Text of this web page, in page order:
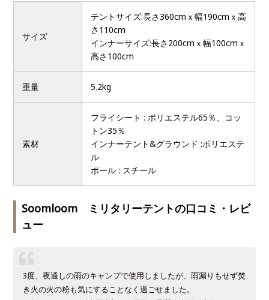
サイズ
テントサイズ:長さ360cmｘ幅190cmｘ高
さ110cm
インナーサイズ:長さ200cmｘ幅100cmｘ
高さ100cm
重量 5.2kg
素材
フライシート : ポリエステル65％、コッ
トン35％
インナーテント&グラウンド :ポリエステ
ル
ポール : スチール
Soomloom ミリタリーテントの口コミ・レビ
ュー
3度、夜通しの雨のキャンプで使用しましたが、雨漏りもせず焚
き火の火の粉も気にすることなく過ごせました。